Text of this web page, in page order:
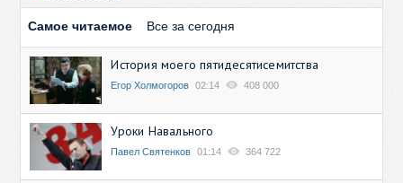
Самое читаемое Все за сегодня
История моего пятидесятисемитства
Егор Холмогоров 02:14 408 000
Уроки Навального
Павел Святенков 01:14 364 722